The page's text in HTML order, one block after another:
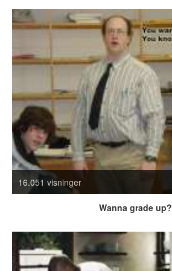
Crazy Stuff
Dyr
Illusioner
Kodak Moments
Memes
Mennesker
Nasty Shit!
Owned & Fail!
Rage Face
SMS & Autocorrect
Tattoos
Flest visninger
Mest delte
Mest omtalte
16.051 visninger
Wanna grade up?